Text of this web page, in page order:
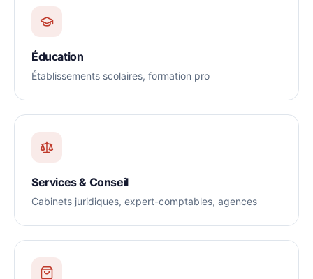
Éducation
Établissements scolaires, formation pro
Services & Conseil
Cabinets juridiques, expert-comptables, agences